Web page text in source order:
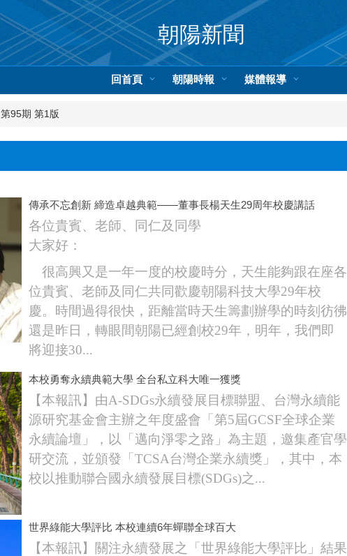
朝陽新聞
回首頁 朝陽時報 媒體報導
第95期 第1版
傳承不忘創新 締造卓越典範——董事長楊天生29周年校慶講話
各位貴賓、老師、同仁及同學
大家好：
很高興又是一年一度的校慶時分，天生能夠跟在座各
位貴賓、老師及同仁共同歡慶朝陽科技大學29年校
慶。時間過得很快，距離當時天生籌劃辦學的時刻彷彿
還是昨日，轉眼間朝陽已經創校29年，明年，我們即
將迎接30...
本校勇奪永續典範大學 全台私立科大唯一獲獎
【本報訊】由A-SDGs永續發展目標聯盟、台灣永續能
源研究基金會主辦之年度盛會「第5屆GCSF全球企業
永續論壇」，以「邁向淨零之路」為主題，邀集產官學
研交流，並頒發「TCSA台灣企業永續獎」，其中，本
校以推動聯合國永續發展目標(SDGs)之...
世界綠能大學評比 本校連續6年蟬聯全球百大
【本報訊】關注永續發展之「世界綠能大學評比」結果